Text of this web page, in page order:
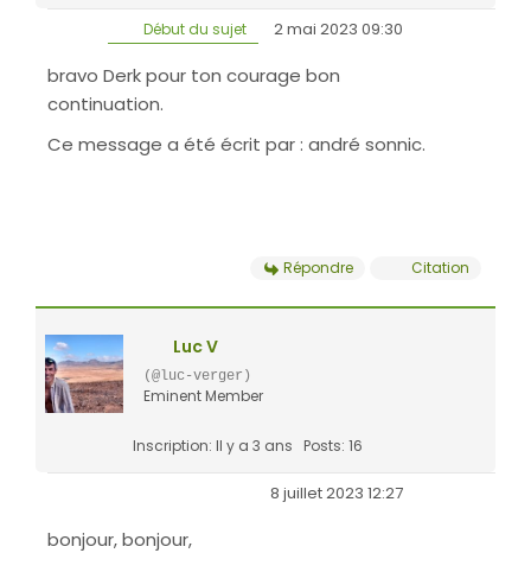
Début du sujet 2 mai 2023 09:30
bravo Derk pour ton courage bon
continuation.
Ce message a été écrit par : andré sonnic.
Répondre Citation
Luc V
(@luc-verger)
Eminent Member
Inscription: Il y a 3 ans Posts: 16
8 juillet 2023 12:27
bonjour, bonjour,